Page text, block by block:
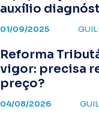
auxílio
01/09/2025
Reforma
vigor: precisa
preço?
04/08/2026